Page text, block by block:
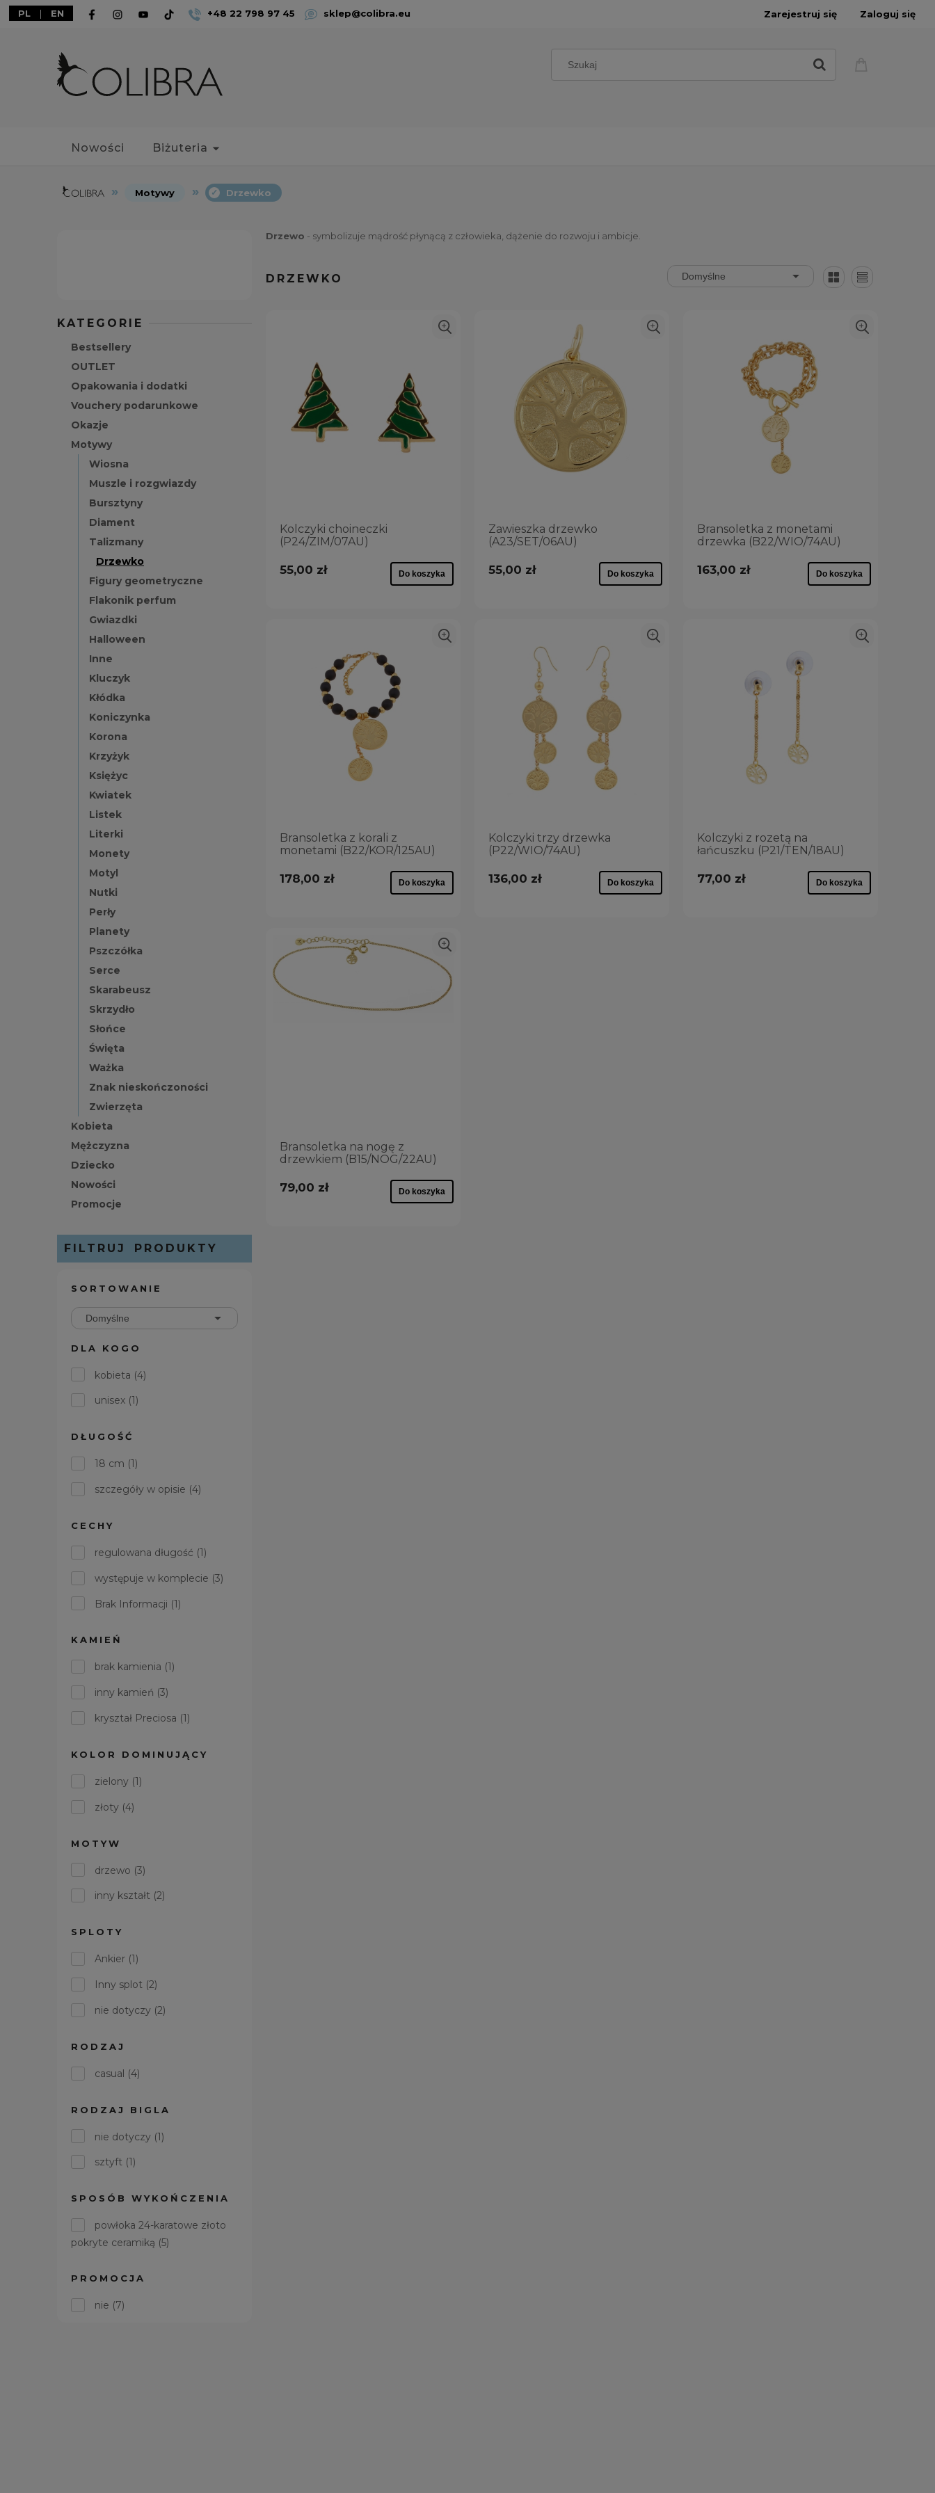
Zarejestruj się Zaloguj się
PL | EN +48 22 798 97 45 sklep@colibra.eu
Nowości Biżuteria
Motywy Drzewko
KATEGORIE
Bestsellery
OUTLET
Opakowania i dodatki
Vouchery podarunkowe
Okazje
Motywy
Wiosna
Muszle i rozgwiazdy
Bursztyny
Diament
Talizmany
Drzewko
Figury geometryczne
Flakonik perfum
Gwiazdki
Halloween
Inne
Kluczyk
Kłódka
Koniczynka
Korona
Krzyżyk
Księżyc
Kwiatek
Listek
Literki
Monety
Motyl
Nutki
Perły
Planety
Pszczółka
Serce
Skarabeusz
Skrzydło
Słońce
Święta
Ważka
Znak nieskończoności
Zwierzęta
Kobieta
Mężczyzna
Dziecko
Nowości
Promocje
FILTRUJ PRODUKTY
SORTOWANIE
DLA KOGO
kobieta (4)
unisex (1)
DŁUGOŚĆ
18 cm (1)
szczegóły w opisie (4)
CECHY
regulowana długość (1)
występuje w komplecie (3)
Brak Informacji (1)
KAMIEŃ
brak kamienia (1)
inny kamień (3)
kryształ Preciosa (1)
KOLOR DOMINUJĄCY
zielony (1)
złoty (4)
MOTYW
drzewo (3)
inny kształt (2)
SPLOTY
Ankier (1)
Inny splot (2)
nie dotyczy (2)
RODZAJ
casual (4)
RODZAJ BIGLA
nie dotyczy (1)
sztyft (1)
SPOSÓB WYKOŃCZENIA
powłoka 24-karatowe złoto
pokryte ceramiką (5)
PROMOCJA
nie (7)
Drzewo - symbolizuje mądrość płynącą z człowieka, dążenie do rozwoju i ambicje.
DRZEWKO
Kolczyki choineczki
(P24/ZIM/07AU)
55,00 zł Do koszyka
Zawieszka drzewko
(A23/SET/06AU)
55,00 zł Do koszyka
Bransoletka z monetami
drzewka (B22/WIO/74AU)
163,00 zł Do koszyka
Bransoletka z korali z
monetami (B22/KOR/125AU)
178,00 zł Do koszyka
Kolczyki trzy drzewka
(P22/WIO/74AU)
136,00 zł Do koszyka
Kolczyki z rozetą na
łańcuszku (P21/TEN/18AU)
77,00 zł Do koszyka
Bransoletka na nogę z
drzewkiem (B15/NOG/22AU)
79,00 zł Do koszyka